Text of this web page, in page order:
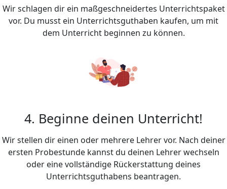
Wir schlagen dir ein maßgeschneidertes Unterrichtspaket
vor. Du musst ein Unterrichtsguthaben kaufen, um mit
dem Unterricht beginnen zu können.
4. Beginne deinen Unterricht!
Wir stellen dir einen oder mehrere Lehrer vor. Nach deiner
ersten Probestunde kannst du deinen Lehrer wechseln
oder eine vollständige Rückerstattung deines
Unterrichtsguthabens beantragen.